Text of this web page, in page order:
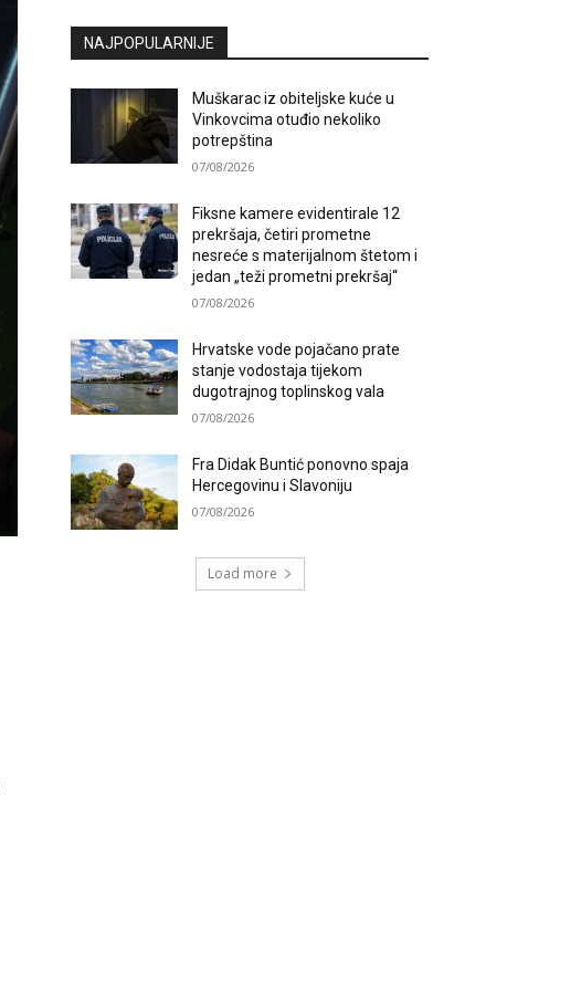
NAJPOPULARNIJE
Muškarac iz obiteljske kuće u
Vinkovcima otuđio nekoliko
potrepština
07/08/2026
Fiksne kamere evidentirale 12
prekršaja, četiri prometne
nesreće s materijalnom štetom i
jedan „teži prometni prekršaj“
07/08/2026
Hrvatske vode pojačano prate
stanje vodostaja tijekom
dugotrajnog toplinskog vala
07/08/2026
Fra Didak Buntić ponovno spaja
Hercegovinu i Slavoniju
07/08/2026
Load more